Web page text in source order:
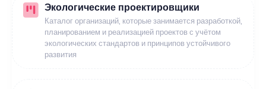
Экологические проектировщики
Каталог организаций, которые занимается разработкой,
планированием и реализацией проектов с учётом
экологических стандартов и принципов устойчивого
развития